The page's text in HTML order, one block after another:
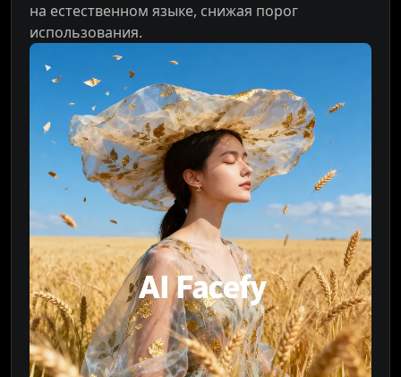
на естественном языке, снижая порог
использования.